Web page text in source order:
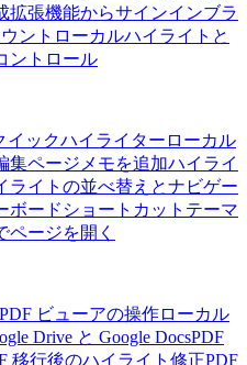
拡張機能からサインインブラ
ント ローカルハイライトと
ントロール
イックハイライター ローカル
集ページメモを追加ハイライ
ライトの並べ替えとナビゲー
ボードショートカット テーマ
ページを開く
PDF ビューアの操作ローカル
Drive と Google DocsPDF
移行後のハイライト修正PDF